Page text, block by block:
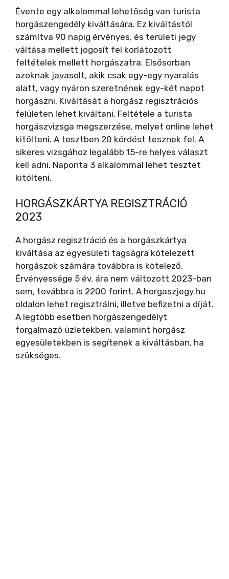
V
i
d
e
o
Évente egy alkalommal lehetőség van turista
horgászengedély kiváltására. Ez kiváltástól
számítva 90 napig érvényes, és területi jegy
váltása mellett jogosít fel korlátozott
feltételek mellett horgászatra. Elsősorban
azoknak javasolt, akik csak egy-egy nyaralás
alatt, vagy nyáron szeretnének egy-két napot
horgászni. Kiváltását a horgász regisztrációs
felületen lehet kiváltani. Feltétele a turista
horgászvizsga megszerzése, melyet online lehet
kitölteni. A tesztben 20 kérdést tesznek fel. A
sikeres vizsgához legalább 15-re helyes választ
kell adni. Naponta 3 alkalommal lehet tesztet
kitölteni.
HORGÁSZKÁRTYA REGISZTRÁCIÓ
2023
A horgász regisztráció és a horgászkártya
kiváltása az egyesületi tagságra kötelezett
horgászok számára továbbra is kötelező.
Érvényessége 5 év, ára nem változott 2023-ban
sem, továbbra is 2200 forint. A horgaszjegy.hu
oldalon lehet regisztrálni, illetve befizetni a díját.
A legtöbb esetben horgászengedélyt
forgalmazó üzletekben, valamint horgász
egyesületekben is segítenek a kiváltásban, ha
szükséges.